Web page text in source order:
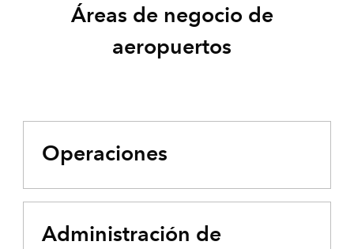
Áreas de negocio de
aeropuertos
Operaciones
Administración de